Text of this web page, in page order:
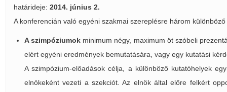
határideje: 2014. június 2.
A konferencián való egyéni szakmai szereplésre három
A szimpóziumok minimum négy, maximum öt szóbeli
elért egyéni eredmények bemutatására, vagy egy kutatási
A szimpózium-előadások célja, a különböző kutatóhelyek
elnökeként vezeti a szekciót. Az elnök által előre felkért